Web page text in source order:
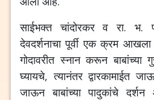
साईभक्त चांदोरकर व रा. भ.
देवदर्शनाचा पूर्वी एक क्रम आखला
गोदावरीत स्नान करून
घ्यायचे, त्यानंतर द्वारकामाईत
जाऊन बाबांच्या पादुकांचे दर्शन